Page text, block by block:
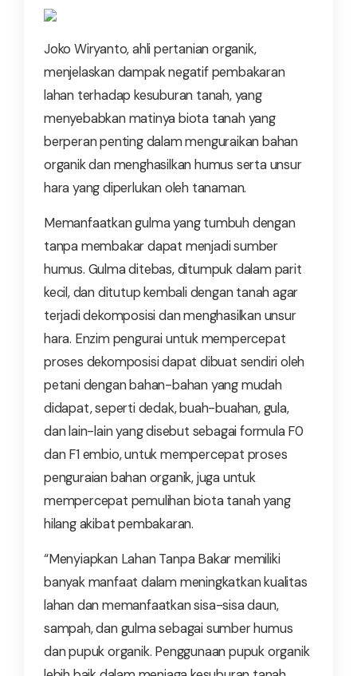
Joko Wiryanto, ahli pertanian organik,
menjelaskan dampak negatif pembakaran
lahan terhadap kesuburan tanah, yang
menyebabkan matinya biota tanah yang
berperan penting dalam menguraikan bahan
organik dan menghasilkan humus serta unsur
hara yang diperlukan oleh tanaman.
Memanfaatkan gulma yang tumbuh dengan
tanpa membakar dapat menjadi sumber
humus. Gulma ditebas, ditumpuk dalam parit
kecil, dan ditutup kembali dengan tanah agar
terjadi dekomposisi dan menghasilkan unsur
hara. Enzim pengurai untuk mempercepat
proses dekomposisi dapat dibuat sendiri oleh
petani dengan bahan-bahan yang mudah
didapat, seperti dedak, buah-buahan, gula,
dan lain-lain yang disebut sebagai formula F0
dan F1 embio, untuk mempercepat proses
penguraian bahan organik, juga untuk
mempercepat pemulihan biota tanah yang
hilang akibat pembakaran.
“Menyiapkan Lahan Tanpa Bakar memiliki
banyak manfaat dalam meningkatkan kualitas
lahan dan memanfaatkan sisa-sisa daun,
sampah, dan gulma sebagai sumber humus
dan pupuk organik. Penggunaan pupuk organik